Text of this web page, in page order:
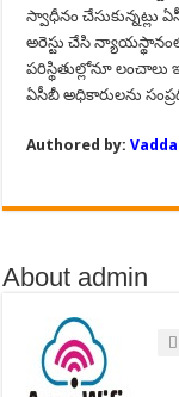
స్వాధీనం చేసుకున్నట్లు
అరెస్టు చేసి
పరిస్థితుల్లోనూ లంచాలు
ఏసీబీ అధికారులను
Authored by:
About admin